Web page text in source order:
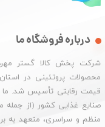
درباره فروشگاه ما
شرکت پخش کالا گستر
محصولات پروتئینی در
قیمت رقابتی تأسیس شد. ما
صنایع غذایی کشور (از
منظم و سراسری، متعهد به